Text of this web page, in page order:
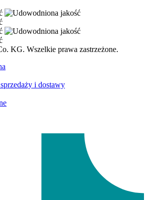
KG. Wszelkie prawa zastrzeżone.
i dostawy